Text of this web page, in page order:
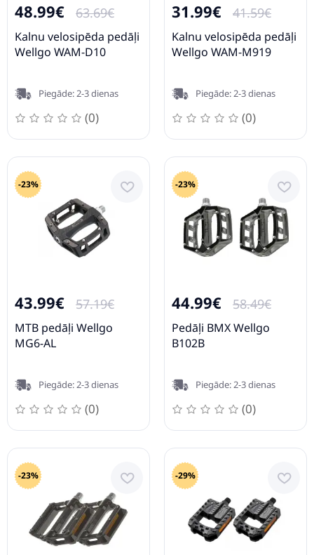
48.99€ 63.69€
Kalnu velosipēda pedāļi
Wellgo WAM-D10
Piegāde: 2-3 dienas
(0)
31.99€ 41.59€
Kalnu velosipēda pedāļi
Wellgo WAM-M919
Piegāde: 2-3 dienas
(0)
-23%
43.99€ 57.19€
MTB pedāļi Wellgo
MG6-AL
Piegāde: 2-3 dienas
(0)
-23%
44.99€ 58.49€
Pedāļi BMX Wellgo
B102B
Piegāde: 2-3 dienas
(0)
-23% -29%